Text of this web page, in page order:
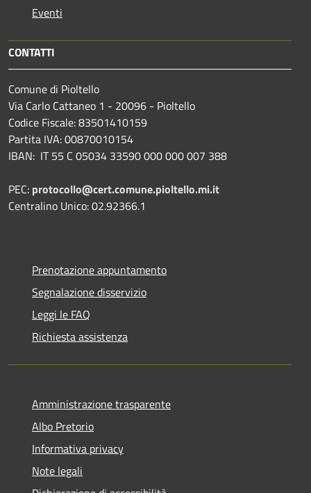
Eventi
CONTATTI
Comune di Pioltello
Via Carlo Cattaneo 1 - 20096 - Pioltello
Codice Fiscale: 83501410159
Partita IVA: 00870010154
IBAN: IT 55 C 05034 33590 000 000 007 388
PEC: protocollo@cert.comune.pioltello.mi.it
Centralino Unico: 02.92366.1
Prenotazione appuntamento
Segnalazione disservizio
Leggi le FAQ
Richiesta assistenza
Amministrazione trasparente
Albo Pretorio
Informativa privacy
Note legali